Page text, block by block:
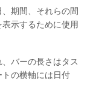
期間、それらの間
示するために使用
バーの長さはタス
の横軸には日付